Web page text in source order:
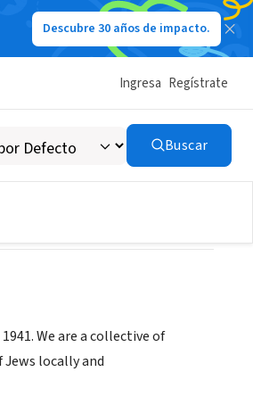
Descubre 30 años de impacto.
Ingresa Regístrate
Buscar
We are a collective of
locally and